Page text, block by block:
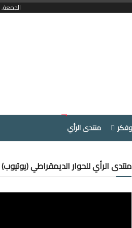
الجمعة,
منتدى الرأي
منتدى الرأي للحوار الديمقراطي (يوتيوب)